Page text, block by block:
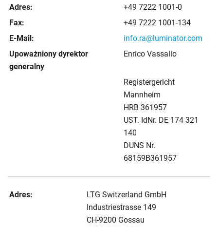
Adres:
+49 7222 1001-0
Fax:
+49 7222 1001-134
E-Mail:
info.ra@luminator.com
Upoważniony dyrektor
generalny
Enrico Vassallo
Registergericht
Mannheim
HRB 361957
UST. IdNr. DE 174 321
140
DUNS Nr.
68159B361957
Adres:
LTG Switzerland GmbH
Industriestrasse 149
CH-9200 Gossau